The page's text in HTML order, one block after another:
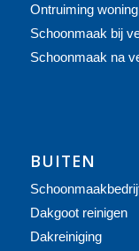
Ontruiming
Schoonmaak bij
Schoonmaak na
BUITEN
Dakgoot reinigen
Dakreiniging